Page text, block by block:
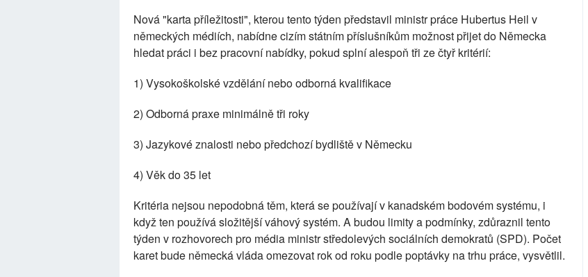
Nová "karta příležitosti", kterou tento týden představil ministr práce Hubertus Heil v
německých médiích, nabídne cizím státním příslušníkům možnost přijet do Německa
hledat práci i bez pracovní nabídky, pokud splní alespoň tři ze čtyř kritérií:
1) Vysokoškolské vzdělání nebo odborná kvalifikace
2) Odborná praxe minimálně tři roky
3) Jazykové znalosti nebo předchozí bydliště v Německu
4) Věk do 35 let
Kritéria nejsou nepodobná těm, která se používají v kanadském bodovém systému, i
když ten používá složitější váhový systém. A budou limity a podmínky, zdůraznil tento
týden v rozhovorech pro média ministr středolevých sociálních demokratů (SPD). Počet
karet bude německá vláda omezovat rok od roku podle poptávky na trhu práce, vysvětlil.